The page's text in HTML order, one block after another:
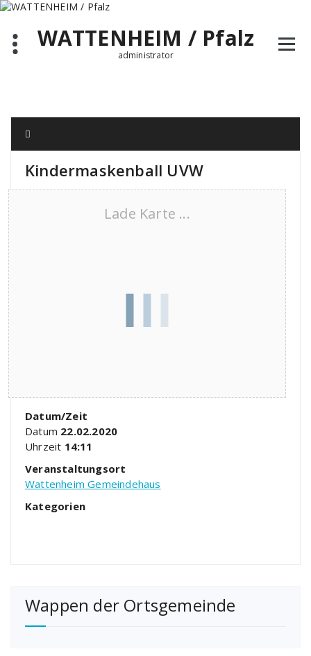
Zum
springenWATTENHEIM / Pfalz
administrator
Kindermaskenball UVW
Lade Karte ...
Datum/Zeit
Datum 22.02.2020
Uhrzeit 14:11
Veranstaltungsort
Wattenheim Gemeindehaus
Kategorien
Wappen der Ortsgemeinde